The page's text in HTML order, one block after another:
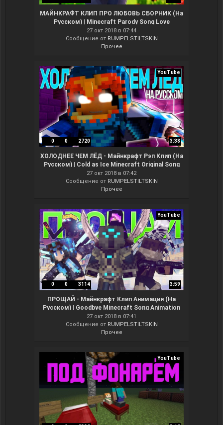
МАЙНКРАФТ КЛИП ПРО ЛЮБОВЬ СБОРНИК (На
Русском) | Minecraft Parody Song Love
Compilation
27 окт 2018 в 07:44
Сообщение от RUMPELSTILTSKIN
Прочее
YouTube
0 0 2720 3:38
ХОЛОДНЕЕ ЧЕМ ЛЁД - Майнкрафт Рэп Клип (На
Русском) | Cold as Ice Minecraft Original Song
Animation
27 окт 2018 в 07:42
Сообщение от RUMPELSTILTSKIN
Прочее
YouTube
0 0 3114 3:59
ПРОЩАЙ - Майнкрафт Клип Анимация (На
Русском) | Goodbye Minecraft Song Animation
27 окт 2018 в 07:41
Сообщение от RUMPELSTILTSKIN
Прочее
YouTube